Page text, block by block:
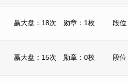
赢大盘：18次 勋章：1枚 段位
赢大盘：15次 勋章：0枚 段位